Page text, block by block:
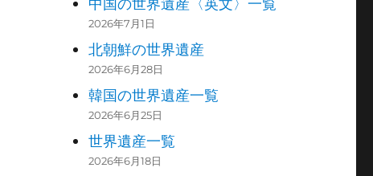
2026年7月1日
北朝鮮の世界遺産
2026年6月28日
韓国の世界遺産一覧
2026年6月25日
世界遺産一覧
2026年6月18日